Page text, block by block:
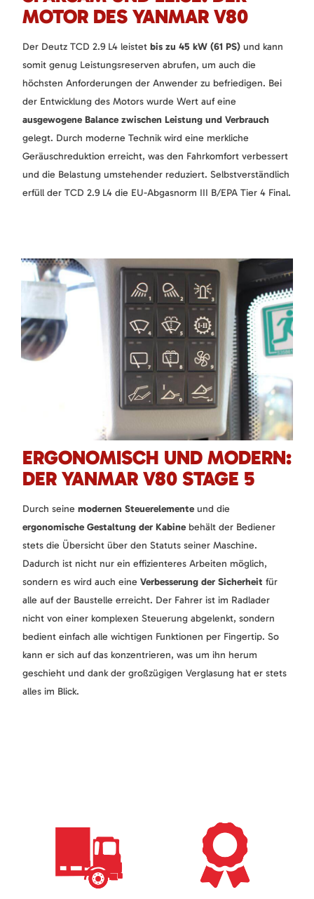
MOTOR DES YANMAR V80
Der Deutz TCD 2.9 L4 leistet bis zu 45 kW (61 PS) und kann
somit genug Leistungsreserven abrufen, um auch die
höchsten Anforderungen der Anwender zu befriedigen. Bei
der Entwicklung des Motors wurde Wert auf eine
ausgewogene Balance zwischen Leistung und Verbrauch
gelegt. Durch moderne Technik wird eine merkliche
Geräuschreduktion erreicht, was den Fahrkomfort verbessert
und die Belastung umstehender reduziert. Selbstverständlich
erfüll der TCD 2.9 L4 die EU-Abgasnorm III B/EPA Tier 4 Final.
ERGONOMISCH UND MODERN:
DER YANMAR V80 STAGE 5
Durch seine modernen Steuerelementeund die
ergonomische Gestaltung der Kabinebehält der Bediener
stets die Übersicht über den Statuts seiner Maschine.
Dadurch ist nicht nur ein effizienteres Arbeiten möglich,
sondern es wird auch eine Verbesserung der Sicherheit für
alle auf der Baustelle erreicht. Der Fahrer ist im Radlader
nicht von einer komplexen Steuerung abgelenkt, sondern
bedient einfach alle wichtigen Funktionen per Fingertip. So
kann er sich auf das konzentrieren, was um ihn herum
geschieht und dank der großzügigen Verglasung hat er stets
alles im Blick.